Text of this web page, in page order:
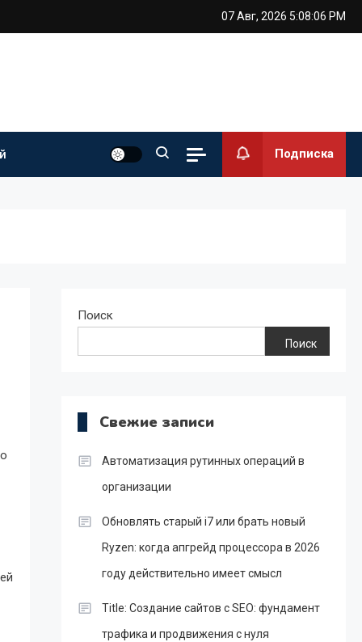
07 Авг, 2026 5:08:07 PM
Подписка
Поиск
Поиск
Свежие записи
Автоматизация рутинных операций в
организации
Обновлять старый i7 или брать новый
Ryzen: когда апгрейд процессора в 2026
году действительно имеет смысл
Title: Создание сайтов с SEO: фундамент
трафика и продвижения с нуля